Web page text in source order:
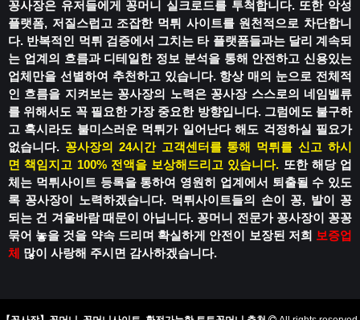
꽁사장은 유저들에게 꽁머니 실크로드를 투척합니다. 또한 악성
플랫폼, 저질스럽고 조잡한 먹튀 사이트를 원천적으로 차단합니
다. 반복적인 먹튀 검증에서 그치는 타 플랫폼들과는 달리 계속되
는 업계의 흐름과 디테일한 정보 분석을 통해 안전하고 신용있는
업체만을 선별하여 추천하고 있습니다. 항상 매의 눈으로 전체적
인 흐름을 지켜보는 꽁사장의 노력은 꽁사장 스스로의 네임벨류
를 위해서도 꼭 필요한 가장 중요한 방향입니다. 그럼에도 불구하
고 혹시라도 불미스러운 먹튀가 일어난다 해도 걱정하실 필요가
없습니다. 꽁사장의 24시간 고객센터를 통해 먹튀를 신고 하시
면책임지고 100% 전액을 보상해드리고 있습니다. 또한 해당 업
체는 먹튀사이트 등록을 통하여 영원히 업계에서 퇴출될 수 있도
록 꽁사장이 노력하겠습니다. 먹튀사이트들의 손이 꽁, 발이 꽁
되는 건 겨울바람 때문이 아닙니다. 꽁머니 전문가 꽁사장이 꽁꽁
묶어 놓을 것을 약속 드리며 확실하게 안전이 보장된 저희 보증업
체
많이 사랑해 주시면 감사하겠습니다.